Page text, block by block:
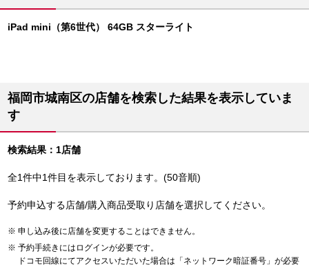
iPad mini（第6世代） 64GB スターライト
福岡市城南区の店舗を検索した結果を表示していま
す
検索結果：1店舗
全1件中1件目を表示しております。(50音順)
予約申込する店舗/購入商品受取り店舗を選択してください。
申し込み後に店舗を変更することはできません。
予約手続きにはログインが必要です。
ドコモ回線にてアクセスいただいた場合は「ネットワーク暗証番号」が必要